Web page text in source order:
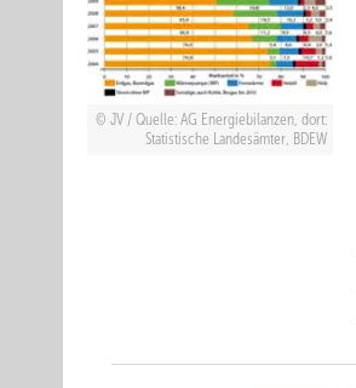
JV / Quelle: AG Energiebilanzen, dort:
Statistische Landesämter, BDEW